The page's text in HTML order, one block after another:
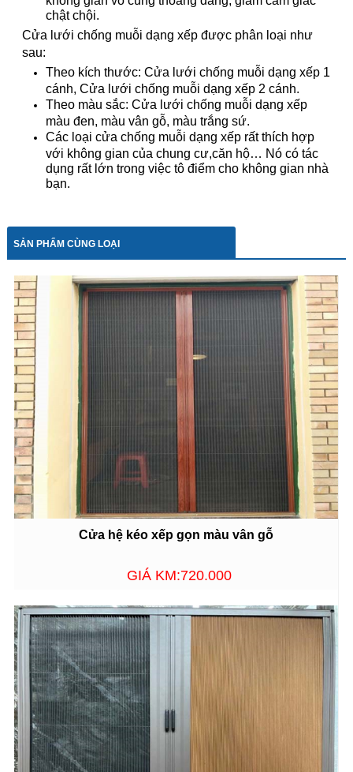
chật chội.
Cửa lưới chống muỗi dạng xếp được phân loại như
sau:
Theo kích thước: Cửa lưới chống muỗi dạng xếp 1
cánh, Cửa lưới chống muỗi dạng xếp 2 cánh.
Theo màu sắc: Cửa lưới chống muỗi dạng xếp
màu đen, màu vân gỗ, màu trắng sứ.
Các loại cửa chống muỗi dạng xếp rất thích hợp
với không gian của chung cư,căn hộ… Nó có tác
dụng rất lớn trong việc tô điểm cho không gian nhà
bạn.
SẢN PHẨM CÙNG LOẠI
Cửa hệ kéo xếp gọn màu vân gỗ
GIÁ KM:720.000